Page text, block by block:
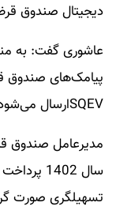
دیجیتال صندوق
عاشوری گفت: به
پیامک‌های صندوق
SQEVارسال می‌شود.
مدیرعامل صندوق
سال
تسهیلگری صورت